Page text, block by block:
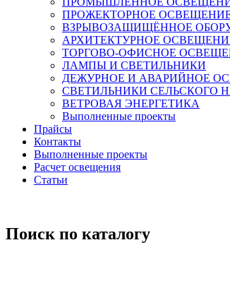
ПРОЖЕКТОРНОЕ
ВЗРЫВОЗАЩИЩЁННОЕ
АРХИТЕКТУРНОЕ
ТОРГОВО-ОФИСНОЕ
ЛАМПЫ И СВЕТИЛЬНИКИ
ДЕЖУРНОЕ И АВАРИЙНОЕ
СВЕТИЛЬНИКИ СЕЛЬСКОГО
ВЕТРОВАЯ ЭНЕРГЕТИКА
Выполненные проекты
Прайсы
Контакты
Выполненные проекты
Расчет освещения
Статьи
Поиск по каталогу